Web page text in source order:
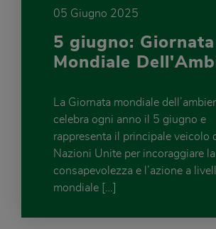
05 Giugno 2025
5 giugno: Giornata
Mondiale
La Giornata mondiale
celebra ogni anno il 5 giugno e
rappresenta il principale veicolo
Nazioni Unite per incoraggiare la
consapevolezza e l’azione a
mondiale […]